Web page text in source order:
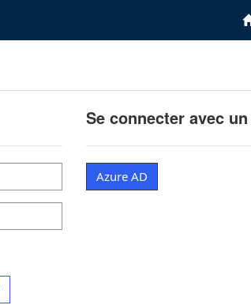
Se connecter avec
Azure AD